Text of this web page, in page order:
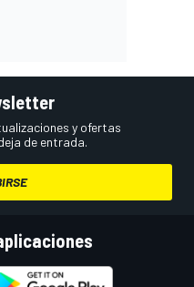
y ofertas
de entrada.